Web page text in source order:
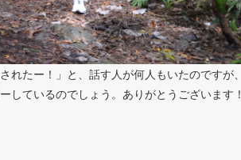
たー！」と、話す人が何人もいたのですが、
しているのでしょう。ありがとうございます！